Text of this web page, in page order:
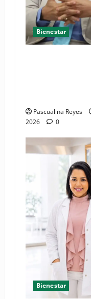
Bienestar
Pascualina Reyes
2026
0
Bienestar